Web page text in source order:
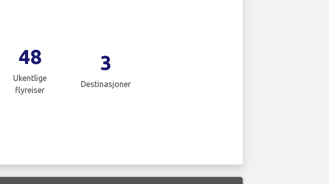
48
Ukentlige
flyreiser
3
Destinasjoner